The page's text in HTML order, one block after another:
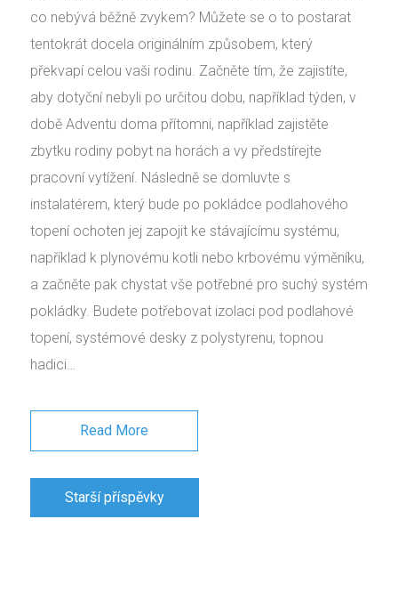
co nebývá běžně zvykem? Můžete se o to postarat
tentokrát docela originálním způsobem, který
překvapí celou vaši rodinu. Začněte tím, že zajistíte,
aby dotyční nebyli po určitou dobu, například týden, v
době Adventu doma přítomni, například zajistěte
zbytku rodiny pobyt na horách a vy předstírejte
pracovní vytížení. Následně se domluvte s
instalatérem, který bude po pokládce podlahového
topení ochoten jej zapojit ke stávajícímu systému,
například k plynovému kotli nebo krbovému výměníku,
a začněte pak chystat vše potřebné pro suchý systém
pokládky. Budete potřebovat izolaci pod podlahové
topení, systémové desky z polystyrenu, topnou
hadici…
Read More
Starší příspěvky